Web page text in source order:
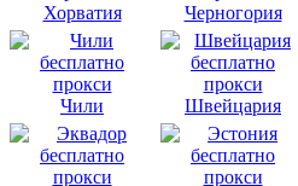
Хорватия Черногория
Чили Швейцария